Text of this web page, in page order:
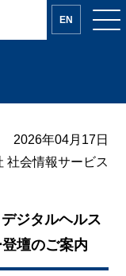
EN
2026年04月17日
社会情報サービス
ジタルヘルス
壇のご案内